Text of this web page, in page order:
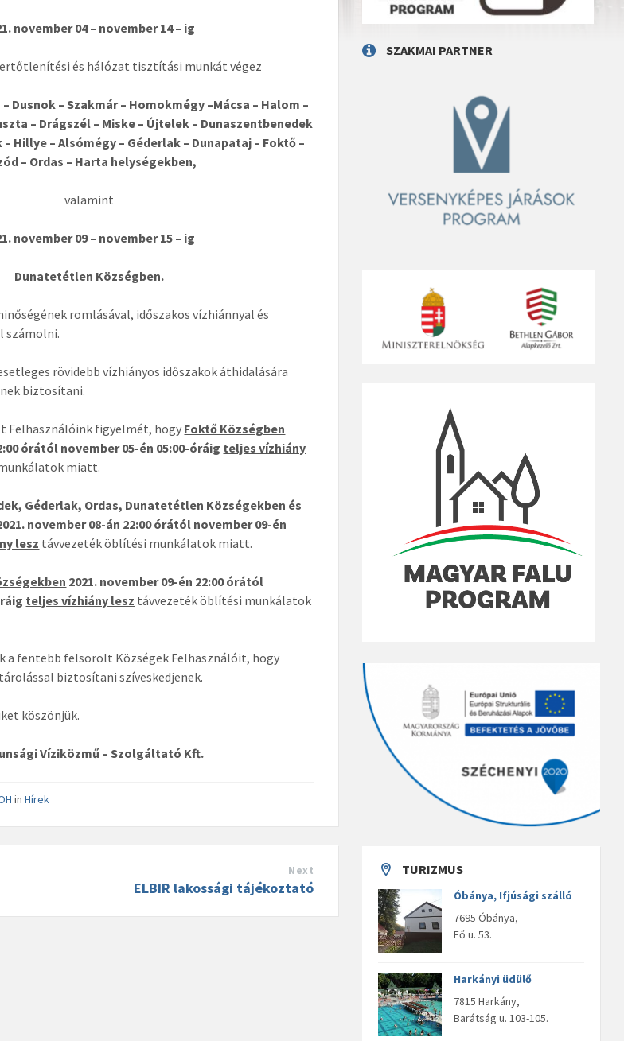
november 04 – november 14 – ig
és hálózat tisztítási munkát végez
Dusnok – Szakmár – Homokmégy –Mácsa – Halom –
– Drágszél – Miske – Újtelek – Dunaszentbenedek
Hillye – Alsómégy – Géderlak – Dunapataj – Foktő –
– Ordas – Harta helységekben,
valamint
november 09 – november 15 – ig
Dunatetétlen Községben.
romlásával, időszakos vízhiánnyal és
számolni.
rövidebb vízhiányos időszakok áthidalására
biztosítani.
Felhasználóink figyelmét, hogy Foktő Községben
órától november 05-én 05:00-óráig teljes vízhiány
miatt.
Géderlak, Ordas, Dunatetétlen Községekben és
november 08-án 22:00 órától november 09-én
lesz távvezeték öblítési munkálatok miatt.
2021. november 09-én 22:00 órától
teljes vízhiány lesz távvezeték öblítési munkálatok
a fentebb felsorolt Községek Felhasználóit, hogy
biztosítani szíveskedjenek.
köszönjük.
Víziközmű – Szolgáltató Kft.
inHírek
Next
ELBIR lakossági tájékoztató
SZAKMAI PARTNER
TURIZMUS
Óbánya, Ifjúsági szálló
7695 Óbánya,
Fő u. 53.
Harkányi üdülő
7815 Harkány,
Barátság u. 103-105.